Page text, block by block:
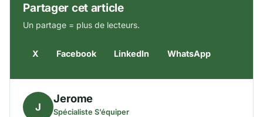
Partager cet article
Un partage = plus de lecteurs.
X Facebook LinkedIn WhatsApp
J
Jerome
Spécialiste S’équiper